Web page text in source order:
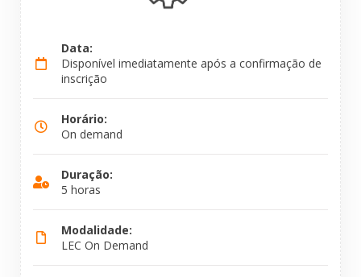
Data:
Disponível imediatamente após a confirmação de
inscrição
Horário:
On demand
Duração:
5 horas
Modalidade:
LEC On Demand